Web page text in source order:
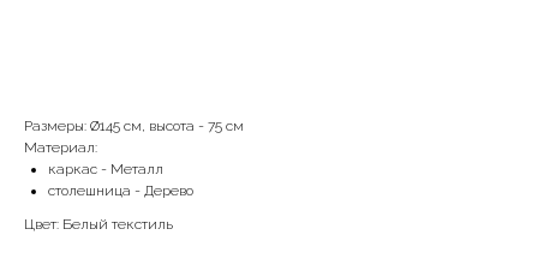
Размеры: Ø145 см, высота - 75 см
Материал:
каркас - Металл
столешница - Дерево
Цвет: Белый текстиль